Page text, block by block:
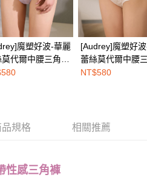
之訂單仍視為有效，需透過AFTEE先享
付 」之結帳頁面顯示為準，若有關於
等相關疑問，請聯繫「AFTEE先享後付
support/home
依據個別帳號之用戶狀況，依本公司即
上)免運費
上)免運費
魔塑好波-華麗
代爾中腰三角內
蘭紫
[Audrey]魔塑好
蕾絲莫代爾中腰
褲-玫瑰白
NT$580
品規格 相關推薦
性感三角褲